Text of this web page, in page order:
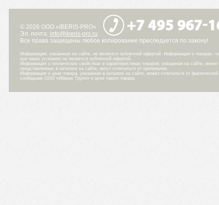
© 2026 ООО «IBERIS-PRO»
Эл. почта: info@iberis-pro.ru
Все права защищены любое копирование преследуется по закону!
Информация, указанная на сайте, не является публичной офертой. Информация о товарах,
при каких условиях не является публичной офертой.
Информация о технических свойствах и характеристиках товаров, указанная на сайте,
представленных в каталоге на сайте, могут отличаться от оригиналов.
Информация о цене товара, указанная в каталоге на сайте, может отличаться от
сообщение ООО «Иберис Групп» о цене такого товара.